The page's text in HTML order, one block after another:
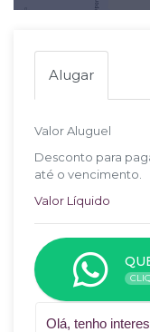
Alugar
Valor Aluguel
Desconto para
até o vencimento.
Valor Líquido